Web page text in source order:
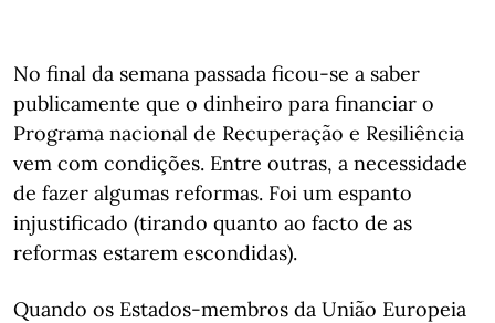
No final da semana passada ficou-se a saber
publicamente que o dinheiro para financiar o
Programa nacional de Recuperação e Resiliência
vem com condições. Entre outras, a necessidade
de fazer algumas reformas. Foi um espanto
injustificado (tirando quanto ao facto de as
reformas estarem escondidas).
Quando os Estados-membros da União Europeia